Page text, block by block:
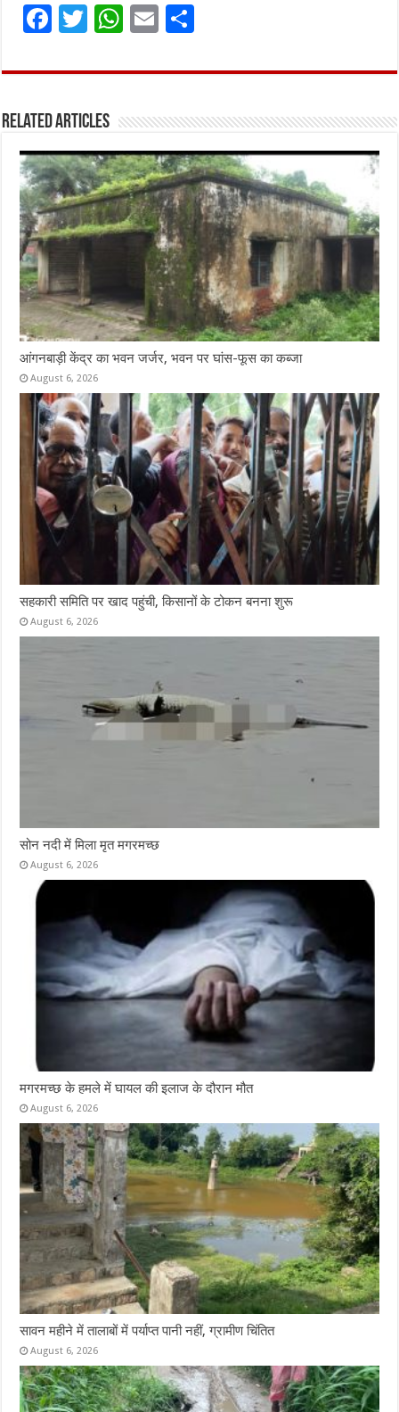
F
ce
o
o
k
T
it
r
W
at
A
p
p
E
ai ar
Related Articles
आंगनबाड़ी केंद्र का भवन जर्जर, भवन पर घांस-फूस का कब्जा
August 6, 2026
सहकारी समिति पर खाद पहुंची, किसानों के टोकन बनना शुरू
August 6, 2026
सोन नदी में मिला मृत मगरमच्छ
August 6, 2026
मगरमच्छ के हमले में घायल की इलाज के दौरान मौत
August 6, 2026
सावन महीने में तालाबों में पर्याप्त पानी नहीं, ग्रामीण चिंतित
August 6, 2026